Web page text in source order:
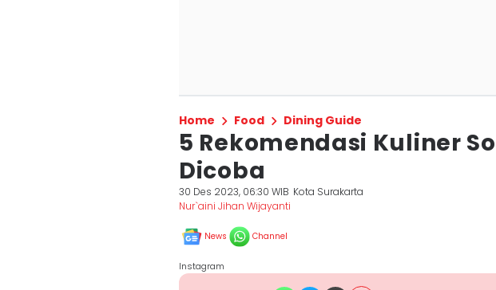
Home Food Dining Guide
5 Rekomendasi Kuliner
Dicoba
30 Des 2023, 06:30 WIB Kota Surakarta
Nur`aini Jihan Wijayanti
News Channel
Instagram